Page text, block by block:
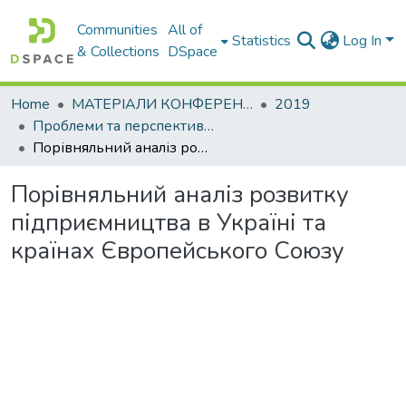
Communities
& Collections
All of
DSpace
Statistics Log In
Home МАТЕРІАЛИ КОНФЕРЕНЦІЙ
2019
Проблеми та перспективи розвитку підприємництва
Порівняльний аналіз розвитку підприємництва в Україні та країнах Європейського Союзу
Порівняльний аналіз розвитку
підприємництва в Україні та
країнах Європейського Союзу